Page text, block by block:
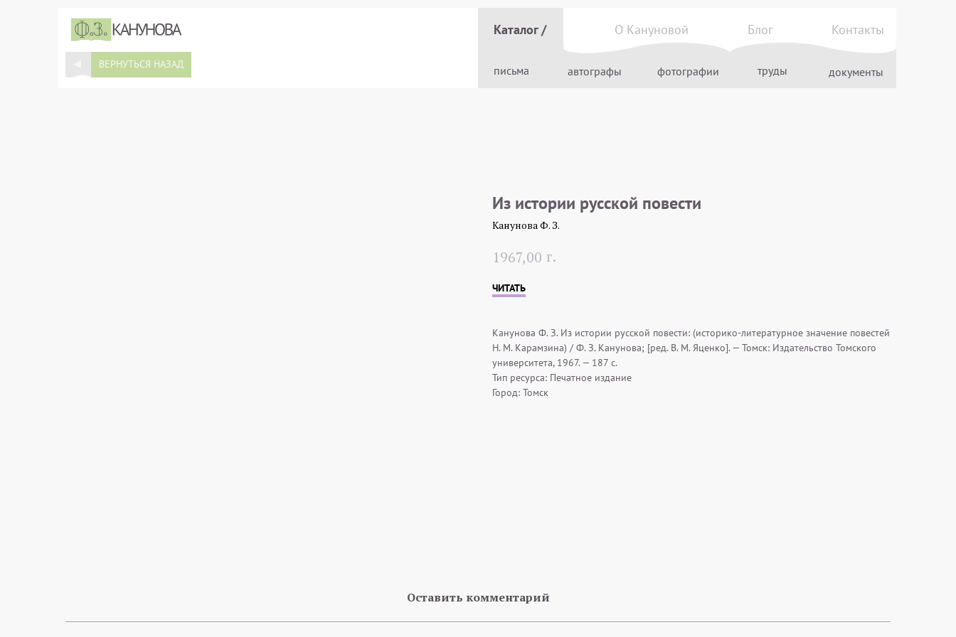
ВЕРНУТЬСЯ НАЗАД
документы
фотографии труды
письма автографы
О Кануновой Блог Контакты
Каталог /
Из истории русской повести
Канунова Ф. З.
1967,00 г.
ЧИТАТЬ
Канунова Ф. З. Из истории русской повести: (историко-литературное значение повестей
Н. М. Карамзина) / Ф. З. Канунова; [ред. В. М. Яценко]. — Томск: Издательство Томского
университета, 1967. — 187 с.
Тип ресурса: Печатное издание
Город: Томск
Оставить комментарий